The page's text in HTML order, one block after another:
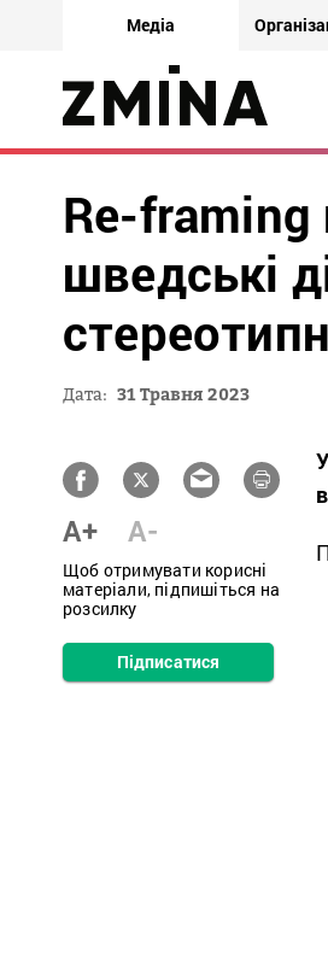
Медіа
Re-framing
шведські
Дата: 31 Травня 2023
A+ A-
Щоб отримувати корисні
матеріали, підпишіться на
розсилку
Підписатися